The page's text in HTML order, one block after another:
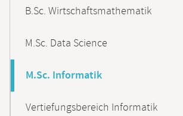
B.Sc. Wirtschaftsmathematik
M.Sc. Data Science
M.Sc. Informatik
Vertiefungsbereich Informatik